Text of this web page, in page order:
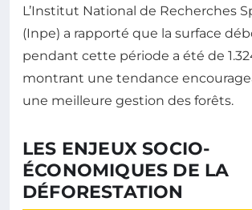
L’Institut National de Recherches
(Inpe) a rapporté que la surface
pendant cette période a été de
montrant une tendance
une meilleure gestion des forêts.
LES ENJEUX SOCIO-
ÉCONOMIQUES DE LA
DÉFORESTATION